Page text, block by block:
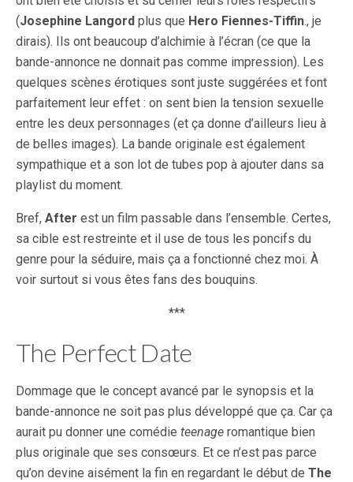
(Josephine Langord plus que Hero Fiennes-Tiffin., je
dirais). Ils ont beaucoup d’alchimie à l’écran (ce que la
bande-annonce ne donnait pas comme impression). Les
quelques scènes érotiques sont juste suggérées et font
parfaitement leur effet : on sent bien la tension sexuelle
entre les deux personnages (et ça donne d’ailleurs lieu à
de belles images). La bande originale est également
sympathique et a son lot de tubes pop à ajouter dans sa
playlist du moment.
Bref, After est un film passable dans l’ensemble. Certes,
sa cible est restreinte et il use de tous les poncifs du
genre pour la séduire, mais ça a fonctionné chez moi. À
voir surtout si vous êtes fans des bouquins.
***
The Perfect Date
Dommage que le concept avancé par le synopsis et la
bande-annonce ne soit pas plus développé que ça. Car ça
aurait pu donner une comédie teenage romantique bien
plus originale que ses consœurs. Et ce n’est pas parce
qu’on devine aisément la fin en regardant le début de The